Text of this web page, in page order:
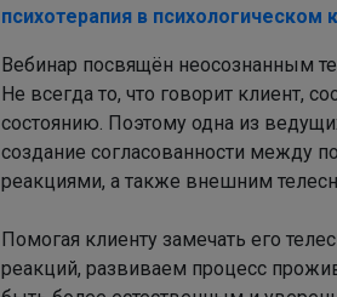
психотерапия в психологическом
Вебинар посвящён неосознанным
Не всегда то, что говорит клиент,
состоянию. Поэтому одна из
создание согласованности между
реакциями, а также внешним
Помогая клиенту замечать его
реакций, развиваем процесс